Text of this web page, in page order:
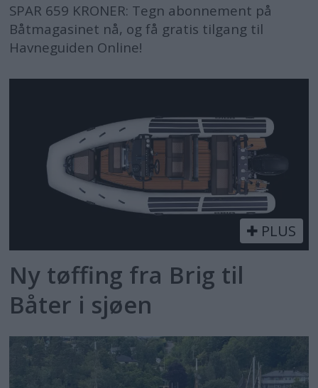
SPAR 659 KRONER: Tegn abonnement på
Båtmagasinet nå, og få gratis tilgang til
Havneguiden Online!
PLUS
Ny tøffing fra Brig til
Båter i sjøen